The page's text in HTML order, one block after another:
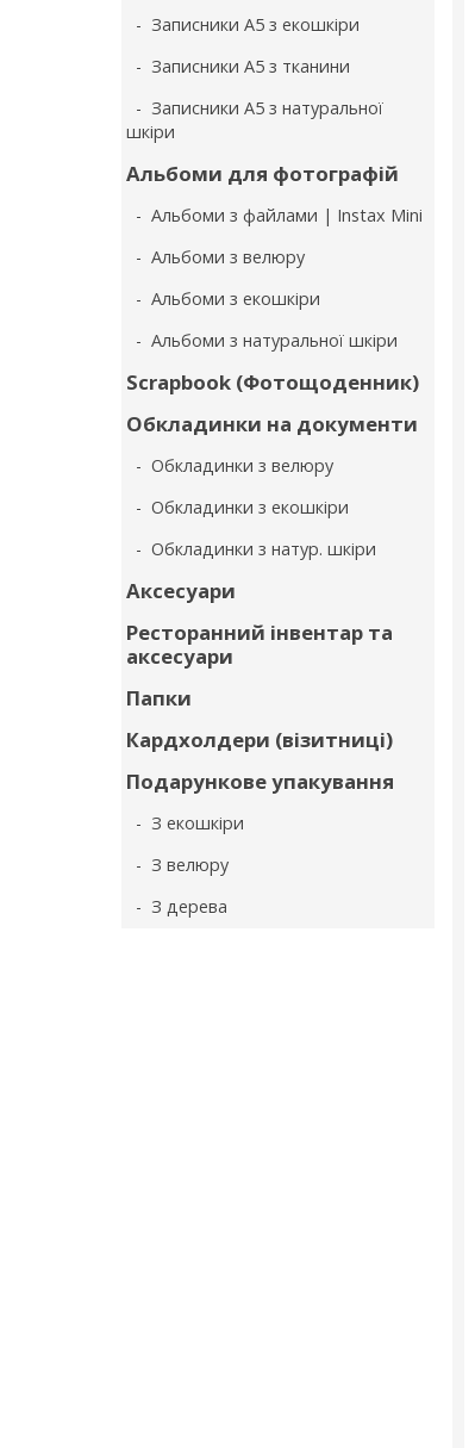
- Записники А5 з екошкіри
- Записники А5 з тканини
- Записники А5 з натуральної
шкіри
Альбоми для фотографій
- Альбоми з файлами | Instax Mini
- Альбоми з велюру
- Альбоми з екошкіри
- Альбоми з натуральної шкіри
Scrapbook (Фотощоденник)
Обкладинки на документи
- Обкладинки з велюру
- Обкладинки з екошкіри
- Обкладинки з натур. шкіри
Аксесуари
Ресторанний інвентар та
аксесуари
Папки
Кардхолдери (візитниці)
Подарункове упакування
- З екошкіри
- З велюру
- З дерева